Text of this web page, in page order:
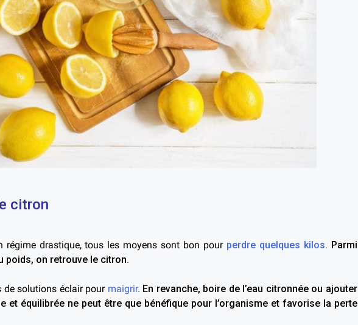
citron
régime drastique, tous les moyens sont bon pour perdre quelques kilos. Parmi
poids, on retrouve le citron.
de solutions éclair pour maigrir. En revanche, boire de l’eau citronnée ou ajouter
et équilibrée ne peut être que bénéfique pour l’organisme et favorise la perte